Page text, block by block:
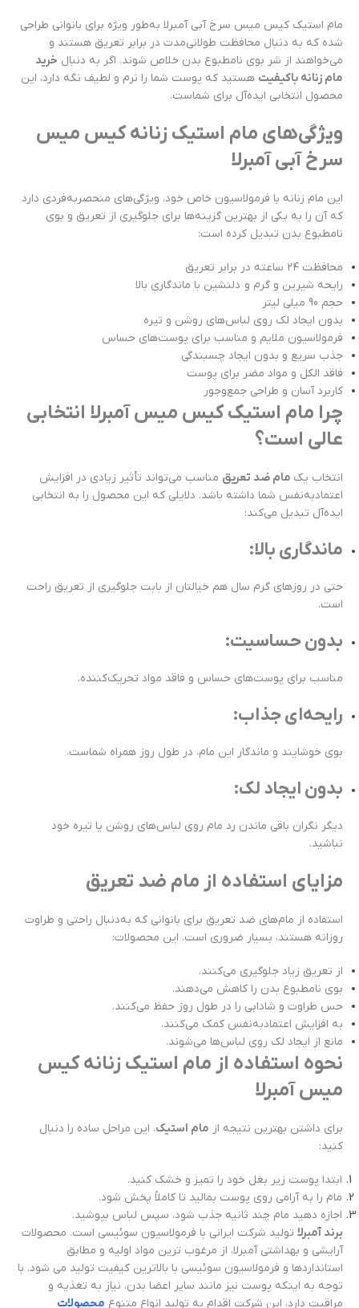
مام استیک کیس میس سرخ آبی آمبرلا به‌طور ویژه برای بانوانی طراحی
شده که به دنبال محافظت طولانی‌مدت در برابر تعریق هستند و
می‌خواهند از شر بوی نامطبوع بدن خلاص شوند. اگر به دنبال خرید
مام زنانه باکیفیت هستید که پوست شما را نرم و لطیف نگه دارد، این
محصول انتخابی ایده‌آل برای شماست.
ویژگی‌های مام استیک زنانه کیس میس
سرخ آبی آمبرلا
این مام زنانه با فرمولاسیون خاص خود، ویژگی‌های منحصربه‌فردی دارد
که آن را به یکی از بهترین گزینه‌ها برای جلوگیری از تعریق و بوی
نامطبوع بدن تبدیل کرده است:
محافظت ۲۴ ساعته در برابر تعریق
رایحه شیرین و گرم و دلنشین با ماندگاری بالا
حجم 90 میلی لیتر
بدون ایجاد لک روی لباس‌های روشن و تیره
فرمولاسیون ملایم و مناسب برای پوست‌های حساس
جذب سریع و بدون ایجاد چسبندگی
فاقد الکل و مواد مضر برای پوست
کاربرد آسان و طراحی جمع‌وجور
چرا مام استیک کیس میس آمبرلا انتخابی
عالی است؟
انتخاب یک مام ضد تعریق مناسب می‌تواند تأثیر زیادی در افزایش
اعتمادبه‌نفس شما داشته باشد. دلایلی که این محصول را به انتخابی
ایده‌آل تبدیل می‌کند:
ماندگاری بالا:
حتی در روزهای گرم سال هم خیالتان از بابت جلوگیری از تعریق راحت
است.
بدون حساسیت:
مناسب برای پوست‌های حساس و فاقد مواد تحریک‌کننده.
رایحه‌ای جذاب:
بوی خوشایند و ماندگار این مام، در طول روز همراه شماست.
بدون ایجاد لک:
دیگر نگران باقی ماندن رد مام روی لباس‌های روشن یا تیره خود
نباشید.
مزایای استفاده از مام ضد تعریق
استفاده از مام‌های ضد تعریق برای بانوانی که به‌دنبال راحتی و طراوت
روزانه هستند، بسیار ضروری است. این محصولات:
از تعریق زیاد جلوگیری می‌کنند.
بوی نامطبوع بدن را کاهش می‌دهند.
حس طراوت و شادابی را در طول روز حفظ می‌کنند.
به افزایش اعتمادبه‌نفس کمک می‌کنند.
مانع از ایجاد لک روی لباس‌ها می‌شوند.
نحوه استفاده از مام استیک زنانه کیس
میس آمبرلا
برای داشتن بهترین نتیجه از مام استیک، این مراحل ساده را دنبال
کنید:
ابتدا پوست زیر بغل خود را تمیز و خشک کنید.
مام را به آرامی روی پوست بمالید تا کاملاً پخش شود.
اجازه دهید مام چند ثانیه جذب شود، سپس لباس بپوشید.
برند آمبرلا تولید شرکت ایرانی با فرمولاسیون سوئیسی است. محصولات
آرایشی و بهداشتی آمبرلا، از مرغوب ترین مواد اولیه و مطابق
استانداردها و فرمولاسیون سوئیسی با بالاترین کیفیت تولید می شود. با
توجه به اینکه پوست نیز مانند سایر اعضا بدن، نیاز به تغذیه و
مراقبت دارد، این شرکت اقدام به تولید انواع متنوع محصولات